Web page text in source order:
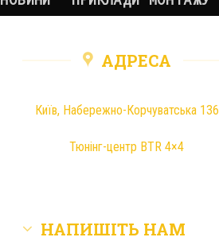
АДРЕСА
Київ, Набережно-Корчуватська 136
Тюнінг-центр BTR 4×4
НАПИШІТЬ НАМ